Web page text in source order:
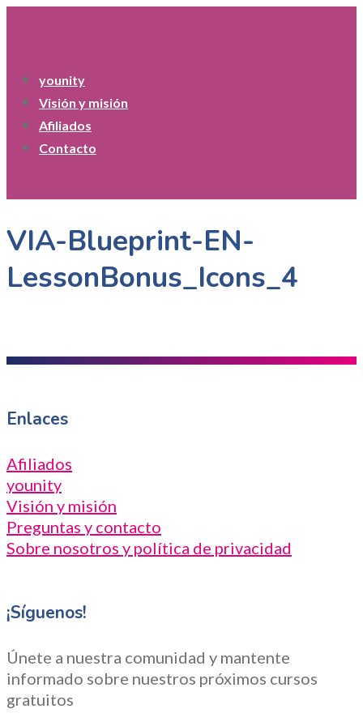
younity
Visión y misión
Afiliados
Contacto
VIA-Blueprint-EN-
LessonBonus_Icons_4
Enlaces
Afiliados
younity
Visión y misión
Preguntas y contacto
Sobre nosotros y política de privacidad
¡Síguenos!
Únete a nuestra comunidad y mantente
informado sobre nuestros próximos cursos
gratuitos